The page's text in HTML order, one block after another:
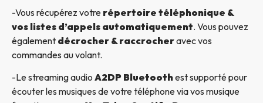
-Vous récupérez votre répertoire téléphonique &
vos listes d’appels automatiquement. Vous pouvez
également décrocher & raccrocheravec vos
commandes au volant.
-Le streaming audio A2DP Bluetoothest supporté pour
écouter les musiques de votre téléphone via vos musique